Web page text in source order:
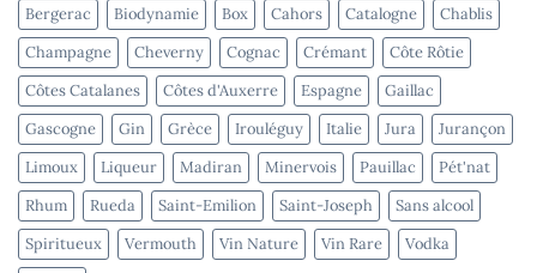
Bergerac
Biodynamie Box Cahors Catalogne
Chablis
Champagne
Cheverny Cognac Crémant
Côte Rôtie
Côtes Catalanes
Côtes d'Auxerre Espagne
Gaillac
Gascogne
Gin Grèce Irouléguy Italie Jura
Jurançon
Limoux
Liqueur Madiran Minervois Pauillac
Pét'nat
Rhum
Rueda Saint-Emilion Saint-Joseph
Sans alcool
Spiritueux
Vermouth Vin Nature Vin Rare
Vodka